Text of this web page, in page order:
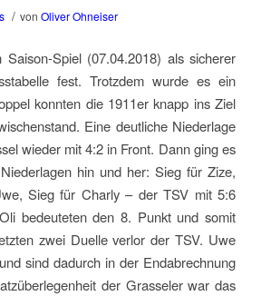
/ von Oliver Ohneiser
Spiel (07.04.2018) als sicherer
fest. Trotzdem wurde es ein
konnten die 1911er knapp ins Ziel
Eine deutliche Niederlage
wieder mit 4:2 in Front. Dann ging es
hin und her: Sieg für Zize,
Sieg für Charly – der TSV mit 5:6
bedeuteten den 8. Punkt und somit
zwei Duelle verlor der TSV. Uwe
sind dadurch in der Endabrechnung
der Grasseler war das